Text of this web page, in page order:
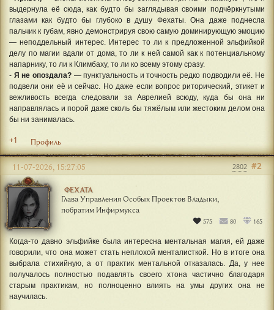
выдернула её сюда, как будто бы заглядывая своими подчёркнутыми
глазами как будто бы глубоко в душу Фехаты. Она даже поднесла
пальчик к губам, явно демонстрируя свою самую доминирующую эмоцию
— неподдельный интерес. Интерес то ли к предложенной эльфийкой
делу по магии вдали от дома, то ли к ней самой как к потенциальному
напарнику, то ли к Климбаху, то ли ко всему этому сразу.
- Я не опоздала?— пунктуальность и точность редко подводили её. Не
подвели они её и сейчас. Но даже если вопрос риторический, этикет и
вежливость всегда следовали за Аврелией всюду, куда бы она ни
направлялась и порой даже сколь бы тяжёлым или жестоким делом она
бы ни занималась.
+1 Профиль
ФЕХАТА
Глава Управления Особых Проектов Владыки,
побратим Инфирмукса
575 80 165
#2
11-07-2026, 15:27:05 2802
Когда-то давно эльфийке была интересна ментальная магия, ей даже
говорили, что она может стать неплохой менталисткой. Но в итоге она
выбрала стихийную, а от практик ментальной отказалась. Да, у нее
получалось полностью подавлять своего хтона частично благодаря
старым практикам, но полноценно влиять на умы других она не
научилась.